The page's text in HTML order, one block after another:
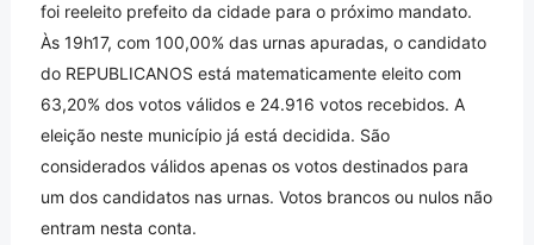
foi reeleito prefeito da cidade para o próximo mandato.
Às 19h17, com 100,00% das urnas apuradas, o candidato
do REPUBLICANOS está matematicamente eleito com
63,20% dos votos válidos e 24.916 votos recebidos. A
eleição neste município já está decidida. São
considerados válidos apenas os votos destinados para
um dos candidatos nas urnas. Votos brancos ou nulos não
entram nesta conta.